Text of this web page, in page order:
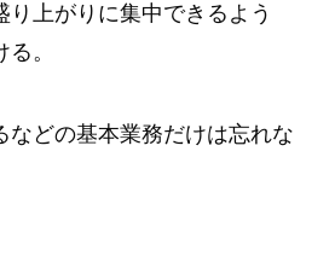
り上がりに集中できるよう
。
などの基本業務だけは忘れな